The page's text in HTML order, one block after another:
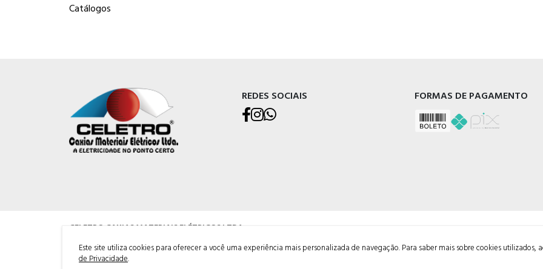
Catálogos
REDES SOCIAIS FORMAS DE PAGAMENTO
CELETRO CAXIAS MATERIAIS ELÉTRICOS LTDA
Telefone: (054) 3228-1633
WhatsApp: (054) 99268-3811
Este site utiliza cookies para oferecer a você uma experiência mais personalizada de navegação. Para saber mais sobre cookies utilizados,
de Privacidade.